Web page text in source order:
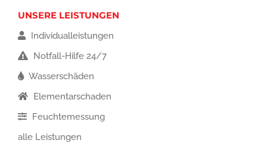
UNSERE LEISTUNGEN
Individualleistungen
Notfall-Hilfe 24/7
Wasserschäden
Elementarschaden
Feuchtemessung
alle Leistungen